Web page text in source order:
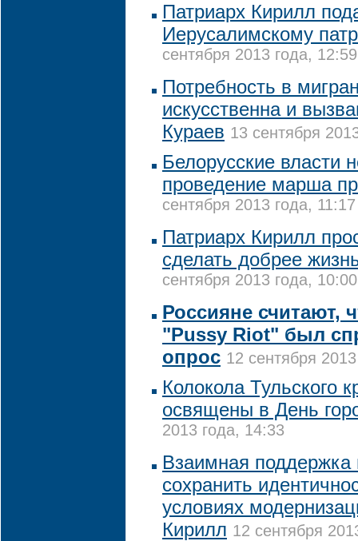
Патриарх Кирилл
Иерусалимскому
сентября 2013 года, 12:59
Потребность в
искусственна и
Кураев 13 сентября
Белорусские власти
проведение марша
сентября 2013 года, 11:17
Патриарх Кирилл
сделать добрее
сентября 2013 года, 10:00
Россияне считают,
"Pussy Riot" был
опрос 12 сентября
Колокола Тульского
освящены в День
2013 года, 14:33
Взаимная поддержка
сохранить
условиях
Кирилл 12 сентября